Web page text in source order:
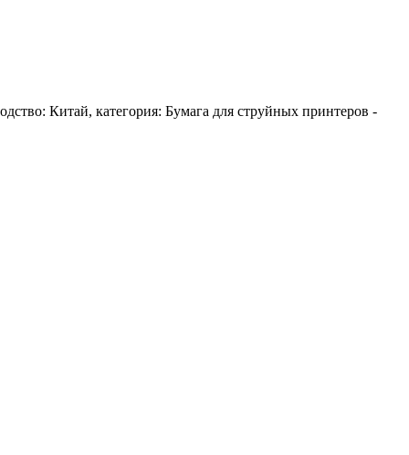
Китай, категория: Бумага для струйных принтеров -